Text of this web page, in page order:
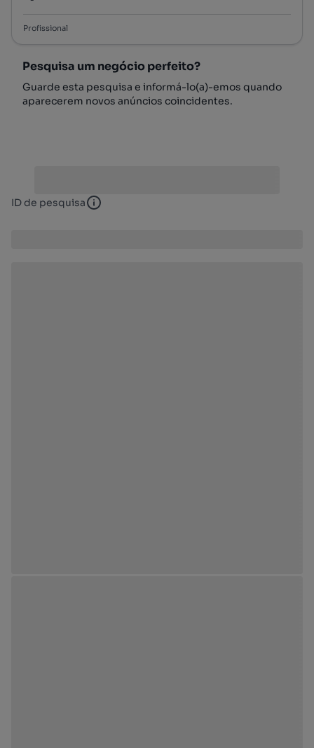
Profissional
Pesquisa um negócio perfeito?
Guarde esta pesquisa e informá-lo(a)-emos quando
aparecerem novos anúncios coincidentes.
ID de pesquisa ID de pesquisa